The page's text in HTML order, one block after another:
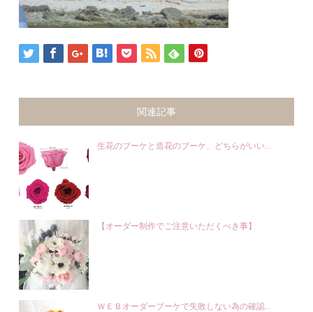
関連記事
生花のブーケと造花のブーケ、どちらがいい...
【オーダー制作でご注意いただくべき事】
ＷＥＢオーダーブーケで失敗しない為の確認...